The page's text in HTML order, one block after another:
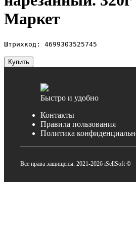
Маркет
Штрихкод: 4699303525745
Купить
Быстро и удобно
Контакты
Правила пользования
Политика
Все права защищены. 2021-2026 iSellSoft ©